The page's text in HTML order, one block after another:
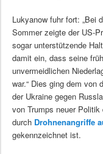
Lukyanow fuhr fort: „Bei
Sommer zeigte der US-
sogar unterstützende
damit ein, dass seine
unvermeidlichen
war.“ Dies ging dem von
der Ukraine gegen
von Trumps neuer Politik
durch Drohnenangriffe
gekennzeichnet ist.